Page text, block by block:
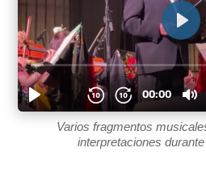
Varios fragmentos
interpretaciones